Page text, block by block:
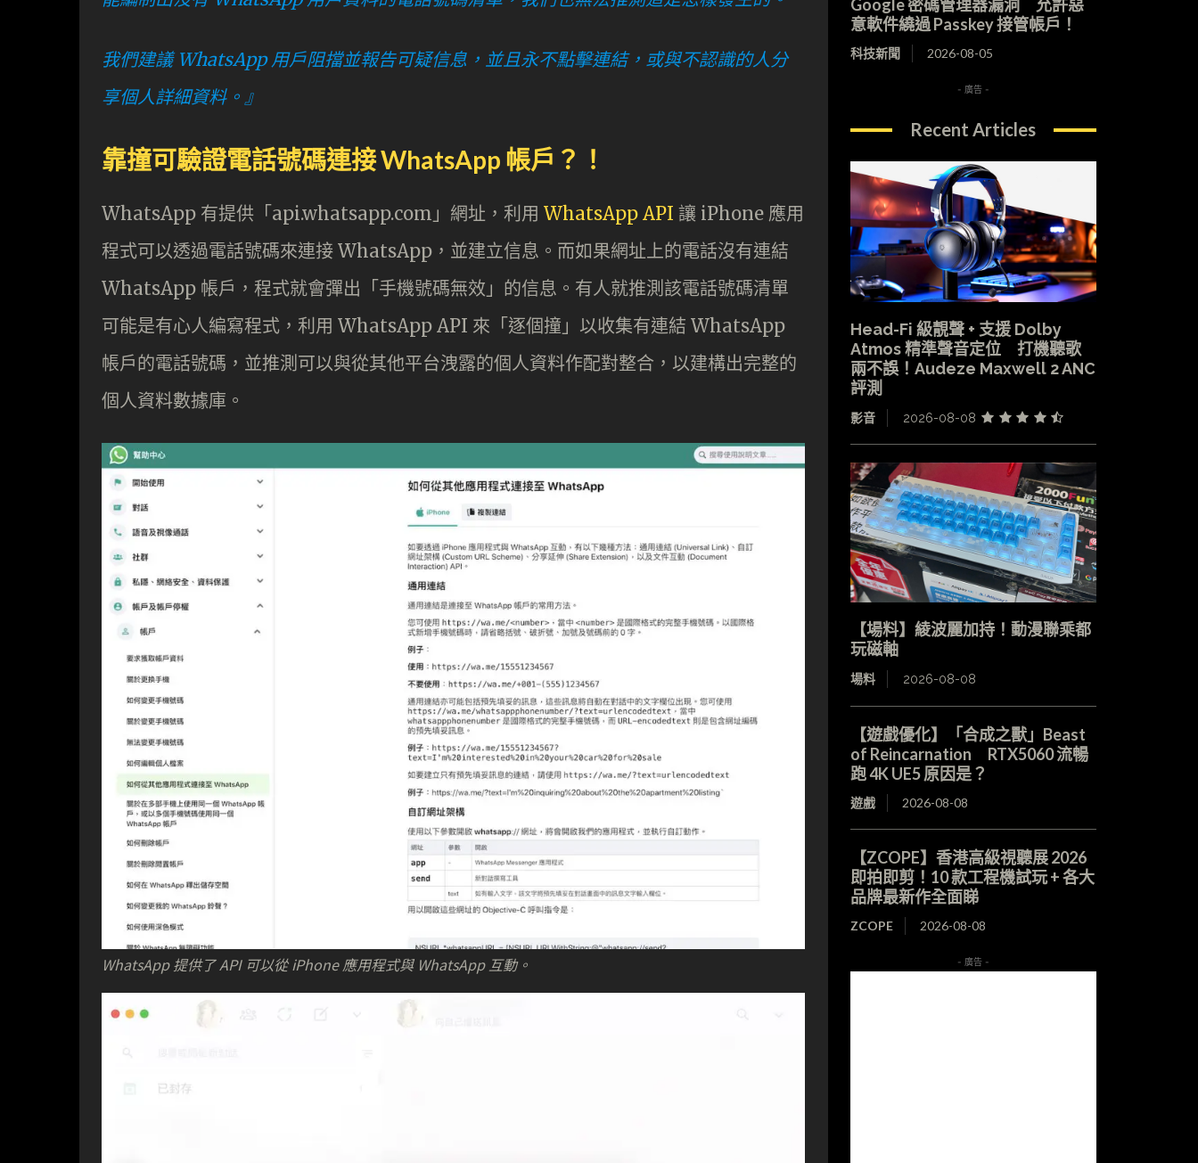
我們建議 WhatsApp 用戶阻擋並報告可疑信息，並且永不點擊連結，或與不認識的人分
享個人詳細資料。』
靠撞可驗證電話號碼連接 WhatsApp 帳戶？！
WhatsApp 有提供「api.whatsapp.com」網址，利用 WhatsApp API 讓 iPhone 應用
程式可以透過電話號碼來連接 WhatsApp，並建立信息。而如果網址上的電話沒有連結
WhatsApp 帳戶，程式就會彈出「手機號碼無效」的信息。有人就推測該電話號碼清單
可能是有心人編寫程式，利用 WhatsApp API 來「逐個撞」以收集有連結 WhatsApp
帳戶的電話號碼，並推測可以與從其他平台洩露的個人資料作配對整合，以建構出完整的
個人資料數據庫。
WhatsApp 提供了 API 可以從 iPhone 應用程式與 WhatsApp 互動。
Google 密碼管理器漏洞 允許惡
意軟件繞過 Passkey 接管帳戶！
科技新聞 2026-08-05
- 廣告 -
Recent Articles
Head-Fi 級靚聲 + 支援 Dolby
Atmos 精準聲音定位 打機聽歌
兩不誤！Audeze Maxwell 2 ANC
評測
影音 2026-08-08
【場料】綾波麗加持！動漫聯乘都
玩磁軸
場料 2026-08-08
【遊戲優化】「合成之獸」Beast
of Reincarnation RTX5060 流暢
跑 4K UE5 原因是？
遊戲 2026-08-08
【ZCOPE】香港高級視聽展 2026
即拍即剪！10 款工程機試玩 + 各大
品牌最新作全面睇
ZCOPE 2026-08-08
- 廣告 -